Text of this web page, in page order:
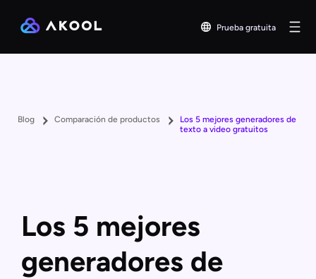
Prueba gratuita
Blog Comparación de productos
Los 5 mejores generadores de
texto a video gratuitos
Los 5 mejores
generadores de